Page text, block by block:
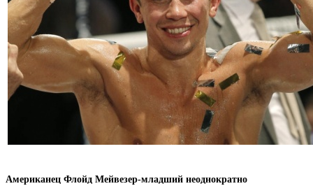
Американец Флойд Мейвезер-младший неоднократно